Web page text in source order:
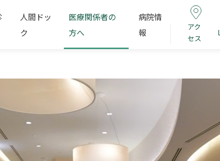
人間ドッ
ク
医療関係者の
方へ
病院情
報
アク
セス